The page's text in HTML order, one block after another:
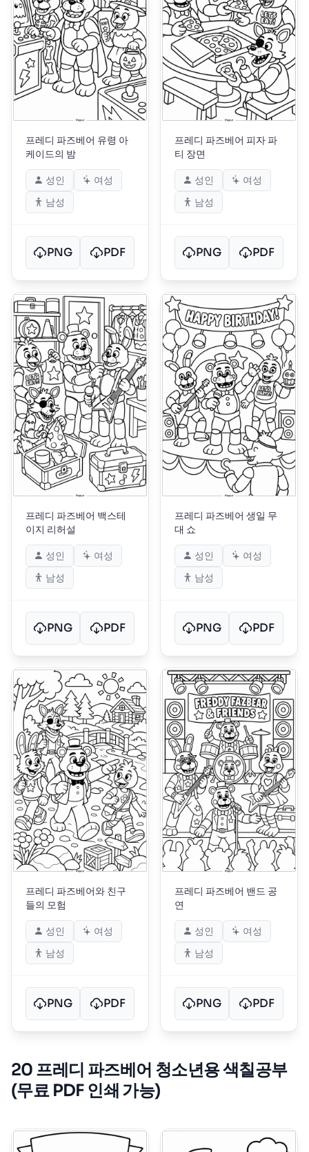
프레디 파즈베어 유령 아
케이드의 밤
성인
여성
남성
PNG PDF
프레디 파즈베어 피자 파
티 장면
성인
여성
남성
PNG PDF
프레디 파즈베어 백스테
이지 리허설
성인
여성
남성
PNG PDF
프레디 파즈베어 생일 무
대 쇼
성인
여성
남성
PNG PDF
프레디 파즈베어와 친구
들의 모험
성인
여성
남성
PNG PDF
프레디 파즈베어 밴드 공
연
성인
여성
남성
PNG PDF
20 프레디 파즈베어 청소년용 색칠공부
(무료 PDF 인쇄 가능)